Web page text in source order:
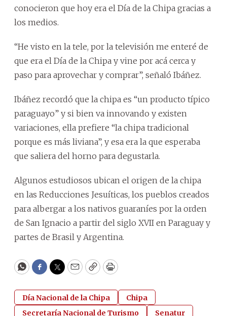
conocieron que hoy era el Día de la Chipa gracias a
los medios.
“He visto en la tele, por la televisión me enteré de
que era el Día de la Chipa y vine por acá cerca y
paso para aprovechar y comprar”, señaló Ibáñez.
Ibáñez recordó que la chipa es “un producto típico
paraguayo” y si bien va innovando y existen
variaciones, ella prefiere “la chipa tradicional
porque es más liviana”, y esa era la que esperaba
que saliera del horno para degustarla.
Algunos estudiosos ubican el origen de la chipa
en las Reducciones Jesuíticas, los pueblos creados
para albergar a los nativos guaraníes por la orden
de San Ignacio a partir del siglo XVII en Paraguay y
partes de Brasil y Argentina.
WhatsApp
Facebook
Twitter
EmailCopyPrint
Día Nacional de la Chipa
Chipa
Secretaría Nacional de Turismo
Senatur